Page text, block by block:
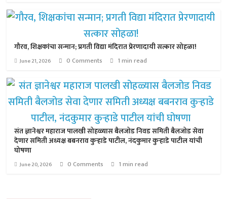
गौरव, शिक्षकांचा सन्मान; प्रगती विद्या मंदिरात प्रेरणादायी सत्कार सोहळा!
June 21, 2026 0 Comments 1 min read
संत ज्ञानेश्वर महाराज पालखी सोहळ्यास बैलजोड निवड समिती बैलजोड सेवा
देणार समिती अध्यक्ष बबनराव कुऱ्हाडे पाटील, नंदकुमार कुऱ्हाडे पाटील यांची
घोषणा
June 20, 2026 0 Comments 1 min read